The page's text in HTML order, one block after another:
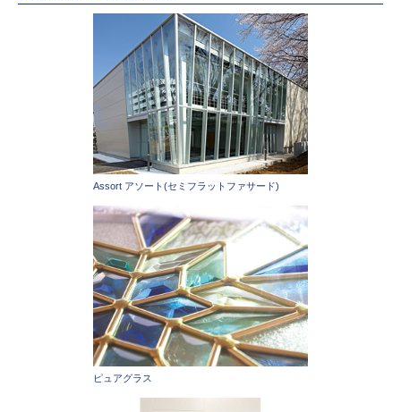
Assort アソート(セミフラットファサード)
ピュアグラス